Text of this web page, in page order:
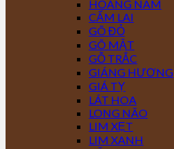
HOÀNG NAM
CẨM LAI
GÕ ĐỎ
GÕ MẬT
GỖ TRẮC
GIÁNG HƯƠNG
GIÁ TỴ
LÁT HOA
LONG NÃO
LIM XẸT
LIM XANH